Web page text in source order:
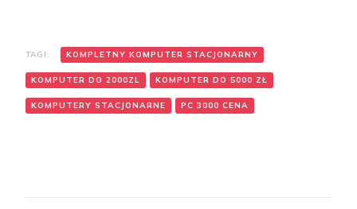
TAGI: KOMPLETNY KOMPUTER STACJONARNY
KOMPUTER DO 2000ZL KOMPUTER DO 5000 ZŁ
KOMPUTERY STACJONARNE PC 3000 CENA